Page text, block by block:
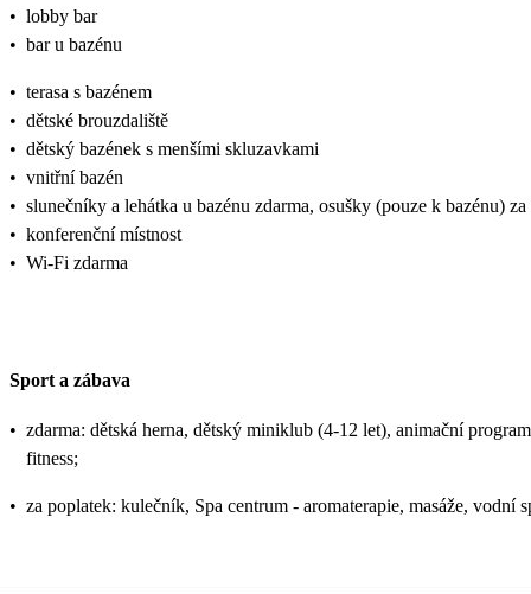
• lobby bar
• bar u bazénu
• terasa s bazénem
• dětské brouzdaliště
• dětský bazének s menšími skluzavkami
• vnitřní bazén
• slunečníky a lehátka u bazénu zdarma, osušky (pouze k bazénu)
• konferenční místnost
• Wi-Fi zdarma
Sport a zábava
• zdarma: dětská herna, dětský miniklub (4-12 let), animační
fitness;
• za poplatek: kulečník, Spa centrum - aromaterapie, masáže, vodní